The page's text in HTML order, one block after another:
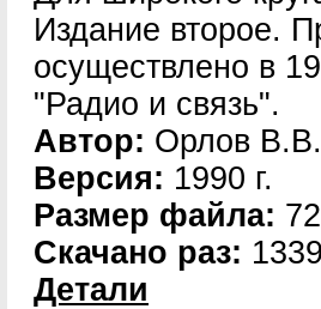
Издание второе.
осуществлено в
"Радио и связь".
Автор: Орлов В.В.
Версия: 1990 г.
Размер файла:
Скачано раз:
Детали